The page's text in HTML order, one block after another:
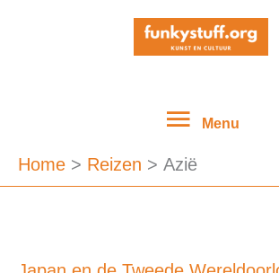
Menu
Menu
Home Reizen Azië
Japan